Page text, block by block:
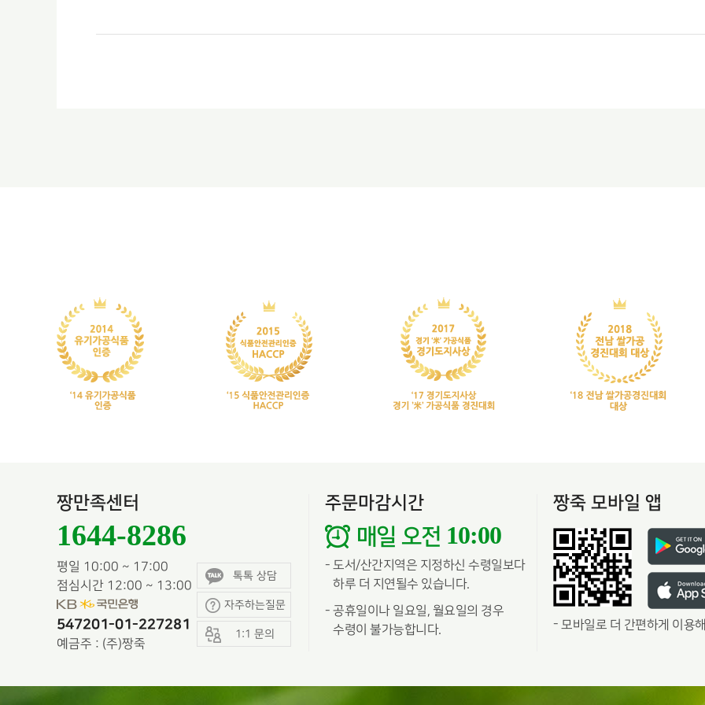
짱만족센터
1644-8286
평일 10:00 ~ 17:00
점심시간 12:00 ~ 13:00
547201-01-227281
예금주 : (주)짱죽
톡톡 상담
자주하는질문
1:1 문의
주문마감시간
매일 오전 10:00
- 도서/산간지역은 지정하신 수령일보다
하루 더 지연될수 있습니다.
- 공휴일이나 일요일, 월요일의 경우
수령이 불가능합니다.
짱죽 모바일 앱
- 모바일로 더 간편하게 이용